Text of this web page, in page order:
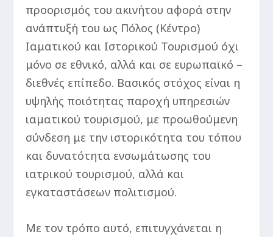
προορισμός του ακινήτου αφορά στην
ανάπτυξή του ως Πόλος (Κέντρο)
Ιαματικού και Ιστορικού Τουρισμού όχι
μόνο σε εθνικό, αλλά και σε ευρωπαϊκό –
διεθνές επίπεδο. Βασικός στόχος είναι η
υψηλής ποιότητας παροχή υπηρεσιών
ιαματικού τουρισμού, με προωθούμενη
σύνδεση με την ιστορικότητα του τόπου
και δυνατότητα ενσωμάτωσης του
ιατρικού τουρισμού, αλλά και
εγκαταστάσεων πολιτισμού.
Με τον τρόπο αυτό, επιτυγχάνεται η